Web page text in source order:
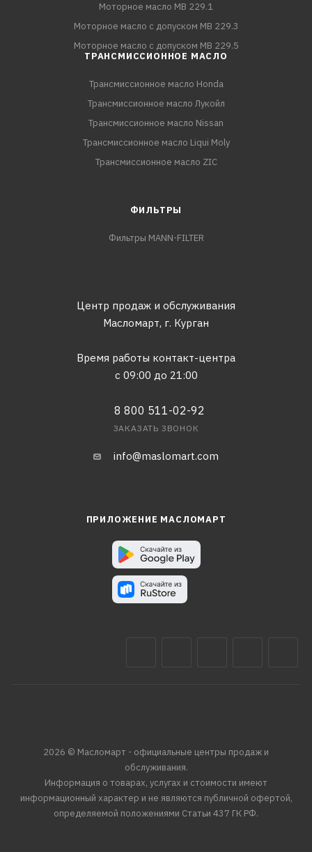
Моторное масло MB 229.1
Моторное масло с допуском MB 229.3
Моторное масло с допуском MB 229.5
ТРАНСМИССИОННОЕ МАСЛО
Трансмиссионное масло Honda
Трансмиссионное масло Лукойл
Трансмиссионное масло Nissan
Трансмиссионное масло Liqui Moly
Трансмиссионное масло ZIC
ФИЛЬТРЫ
Фильтры MANN-FILTER
Центр продаж и обслуживания
Масломарт, г. Курган
Время работы контакт-центра
с 09:00 до 21:00
8 800 511-02-92
ЗАКАЗАТЬ ЗВОНОК
info@maslomart.com
ПРИЛОЖЕНИЕ МАСЛОМАРТ
2026 © Масломарт - официальные центры продаж и
обслуживания.
Информация о товарах, услугах и стоимости имеют
информационный характер и не являются публичной офертой,
определяемой положениями Статьи 437 ГК РФ.